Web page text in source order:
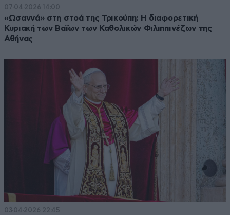
07·04·2026 14:00
«Ωσαννά» στη στοά της Τρικούπη: Η διαφορετική
Κυριακή των Βαΐων των Καθολικών Φιλιππινέζων της
Αθήνας
03·04·2026 22:45